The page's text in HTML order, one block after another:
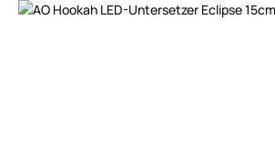
Bildergalerie überspringen